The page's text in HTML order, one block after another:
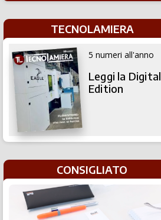
TECNOLAMIERA
5 numeri all'anno
Leggi la Digital
Edition
CONSIGLIATO